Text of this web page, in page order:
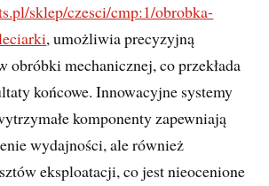
sklep/czesci/cmp:1/obrobka-
, umożliwia precyzyjną
obróbki mechanicznej, co przekłada
końcowe. Innowacyjne systemy
komponenty zapewniają
wydajności, ale również
eksploatacji, co jest nieocenione